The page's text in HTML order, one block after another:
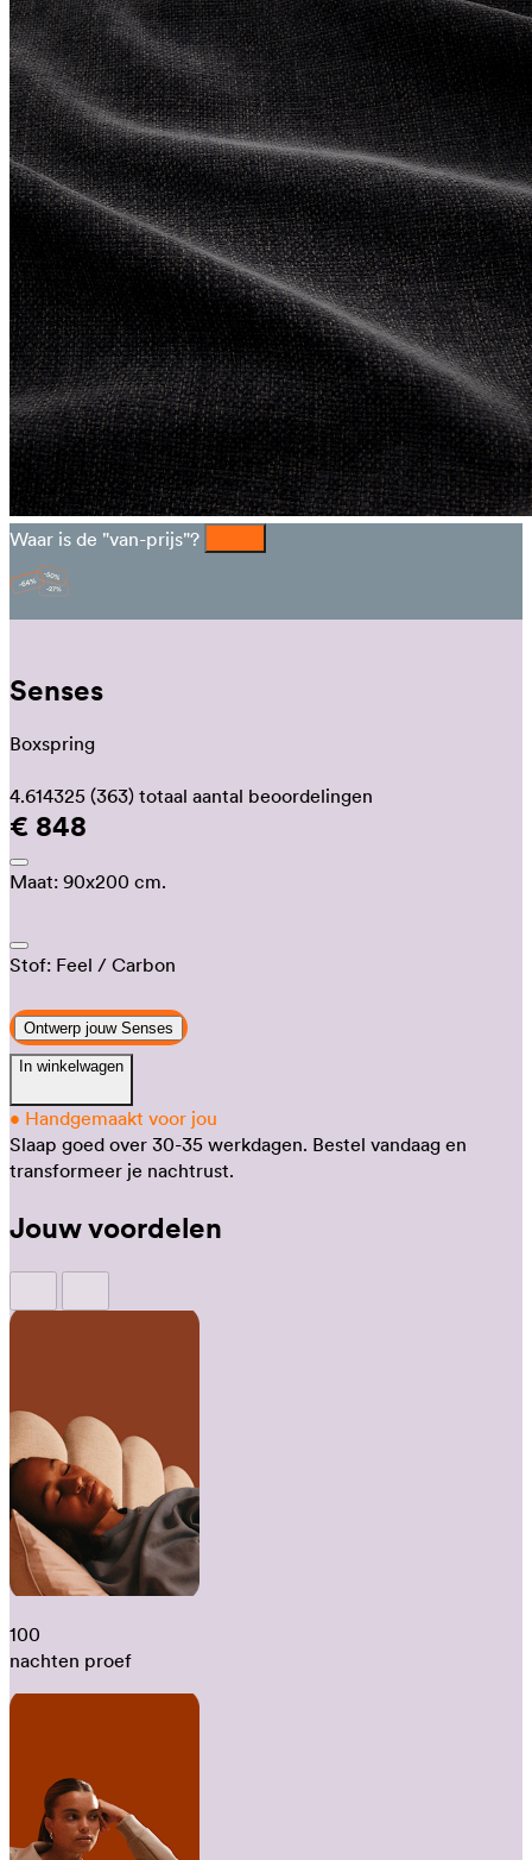
Waar is de "van-prijs"?
Senses
Boxspring
4.614325 (363) totaal aantal beoordelingen
€ 848
Maat: 90x200 cm.
Stof: Feel / Carbon
Ontwerp jouw Senses
In winkelwagen
• Handgemaakt voor jou
Slaap goed over 30-35 werkdagen. Bestel vandaag en
transformeer je nachtrust.
Jouw voordelen
100
nachten proef